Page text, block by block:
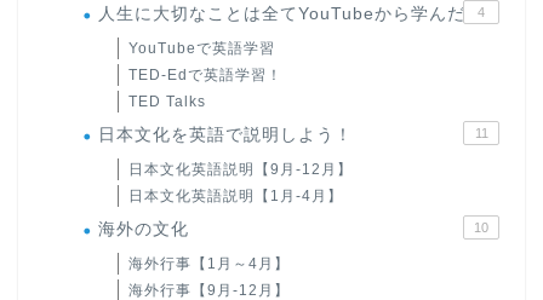
人生に大切なことは全てYouTubeから学んだ 4
YouTubeで英語学習
TED-Edで英語学習！
TED Talks
日本文化を英語で説明しよう！ 11
日本文化英語説明【9月-12月】
日本文化英語説明【1月-4月】
海外の文化 10
海外行事【1月～4月】
海外行事【9月-12月】